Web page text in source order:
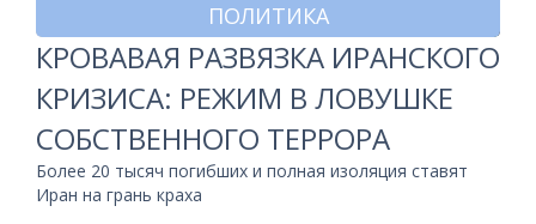
ПОЛИТИКА
КРОВАВАЯ РАЗВЯЗКА ИРАНСКОГО
КРИЗИСА: РЕЖИМ В ЛОВУШКЕ
СОБСТВЕННОГО ТЕРРОРА
Более 20 тысяч погибших и полная изоляция ставят
Иран на грань краха